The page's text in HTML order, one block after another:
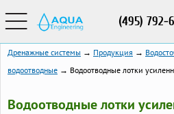
(495) 792-
Дренажные системы → Продукция →
водоотводные → Водоотводные лотки
Водоотводные лотки